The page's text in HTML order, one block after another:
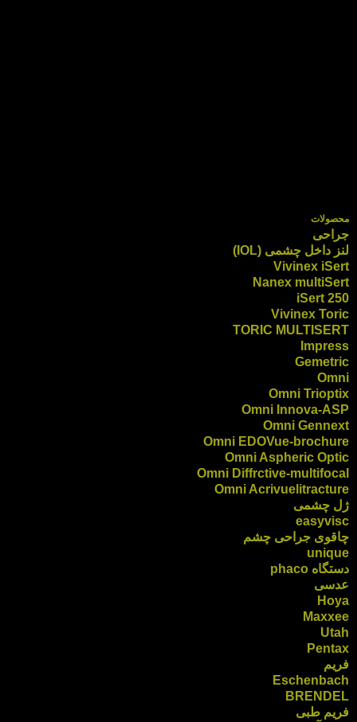
محصولات
جراحی
لنز داخل چشمی (IOL)
Vivinex iSert
Nanex multiSert
iSert 250
Vivinex Toric
TORIC MULTISERT
Impress
Gemetric
Omni
Omni Trioptix
Omni Innova-ASP
Omni Gennext
Omni EDOVue-brochure
Omni Aspheric Optic
Omni Diffrctive-multifocal
Omni Acrivuelitracture
ژل چشمی
easyvisc
چاقوی جراحی چشم
unique
دستگاه phaco
عدسی
Hoya
Maxxee
Utah
Pentax
فریم
Eschenbach
BRENDEL
فریم طبی